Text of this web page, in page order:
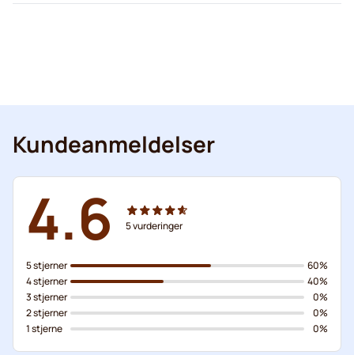
Kundeanmeldelser
4.6 5vurderinger
5 stjerner
4 stjerner
3 stjerner
2 stjerner
1 stjerne
60%
40%
0%
0%
0%